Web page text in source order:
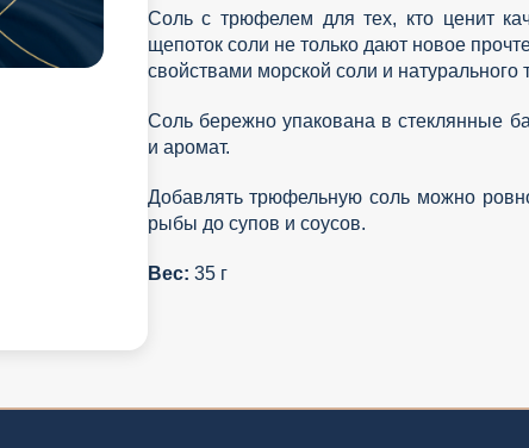
Соль с трюфелем для тех, кто ценит
щепоток соли не только дают новое
свойствами морской соли и натурального
Соль бережно упакована в стеклянные
и аромат.
Добавлять трюфельную соль можно
рыбы до супов и соусов.
Вес: 35 г